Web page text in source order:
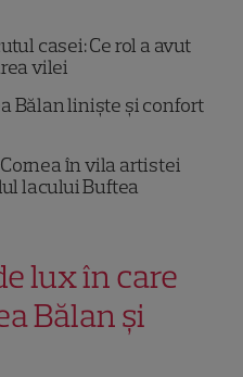
casei: Ce rol a avut
vilei
Bălan liniște și confort
în vila artistei
lacului Buftea
lux în care
Bălan și